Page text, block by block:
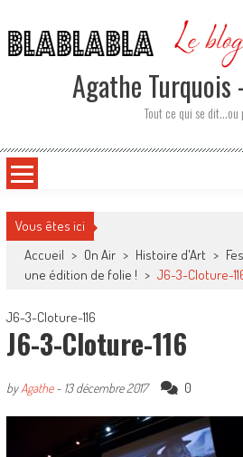
to
content
Agathe Turquois
Tout ce qui se dit…ou
Vous êtes ici
Accueil > On Air > Histoire d'Art >
une édition de folie ! > J6-3-Cloture-
J6-3-Cloture-116
J6-3-Cloture-116
byAgathe- 13 décembre 2017 0